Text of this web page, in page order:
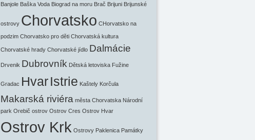
Banjole Baška Voda Biograd na moru Brač Brijuni Brijunské
ostrovy Chorvatsko CHorvatsko na
podzim Chorvatsko pro děti Chorvatská kultura
Chorvatské hrady Chorvatské jídlo Dalmácie
Drvenik Dubrovník Dětská letoviska Fužine
Gradac HvarIstrie Kaštely Korčula
Makarská riviéra města Chorvatska Národní
park Orebič ostrov Ostrov Cres Ostrov Hvar
Ostrov Krk Ostrovy Paklenica Památky